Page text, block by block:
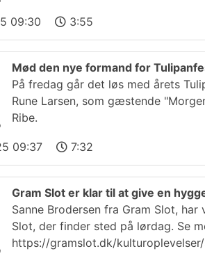
09:30 3:55
Mød den nye formand for
På fredag går det løs med årets
Rune Larsen, som gæstende
Ribe.
09:37 7:32
Gram Slot er klar til at give en
Sanne Brodersen fra Gram Slot,
Slot, der finder sted på lørdag. Se
https://gramslot.dk/